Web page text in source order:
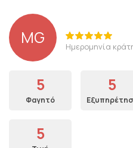
MG Ημερομηνία
5
Φαγητό
5
5